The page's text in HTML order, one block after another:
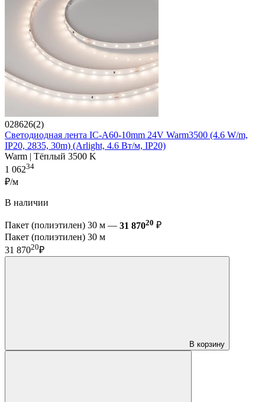
028626(2)
Светодиодная лента IC-A60-10mm 24V Warm3500 (4.6 W/m,
IP20, 2835, 30m) (Arlight, 4.6 Вт/м, IP20)
Warm | Тёплый 3500 K
1 06234
₽/м
В наличии
Пакет (полиэтилен) 30 м — 31 87020 ₽
Пакет (полиэтилен) 30 м
31 87020₽
В корзину